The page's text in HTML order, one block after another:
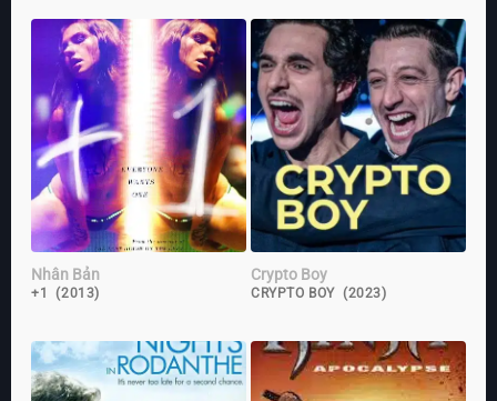
Nhân Bản
+1 (2013)
Crypto Boy
CRYPTO BOY (2023)